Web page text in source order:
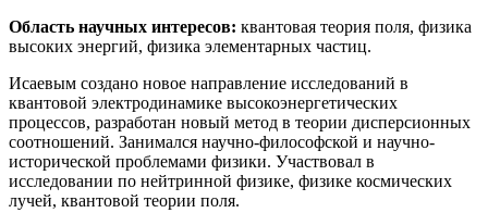
Область научных интересов: квантовая теория поля, физика
высоких энергий, физика элементарных частиц.
Исаевым создано новое направление исследований в
квантовой электродинамике высокоэнергетических
процессов, разработан новый метод в теории дисперсионных
соотношений. Занимался научно-философской и научно-
исторической проблемами физики. Участвовал в
исследовании по нейтринной физике, физике космических
лучей, квантовой теории поля.